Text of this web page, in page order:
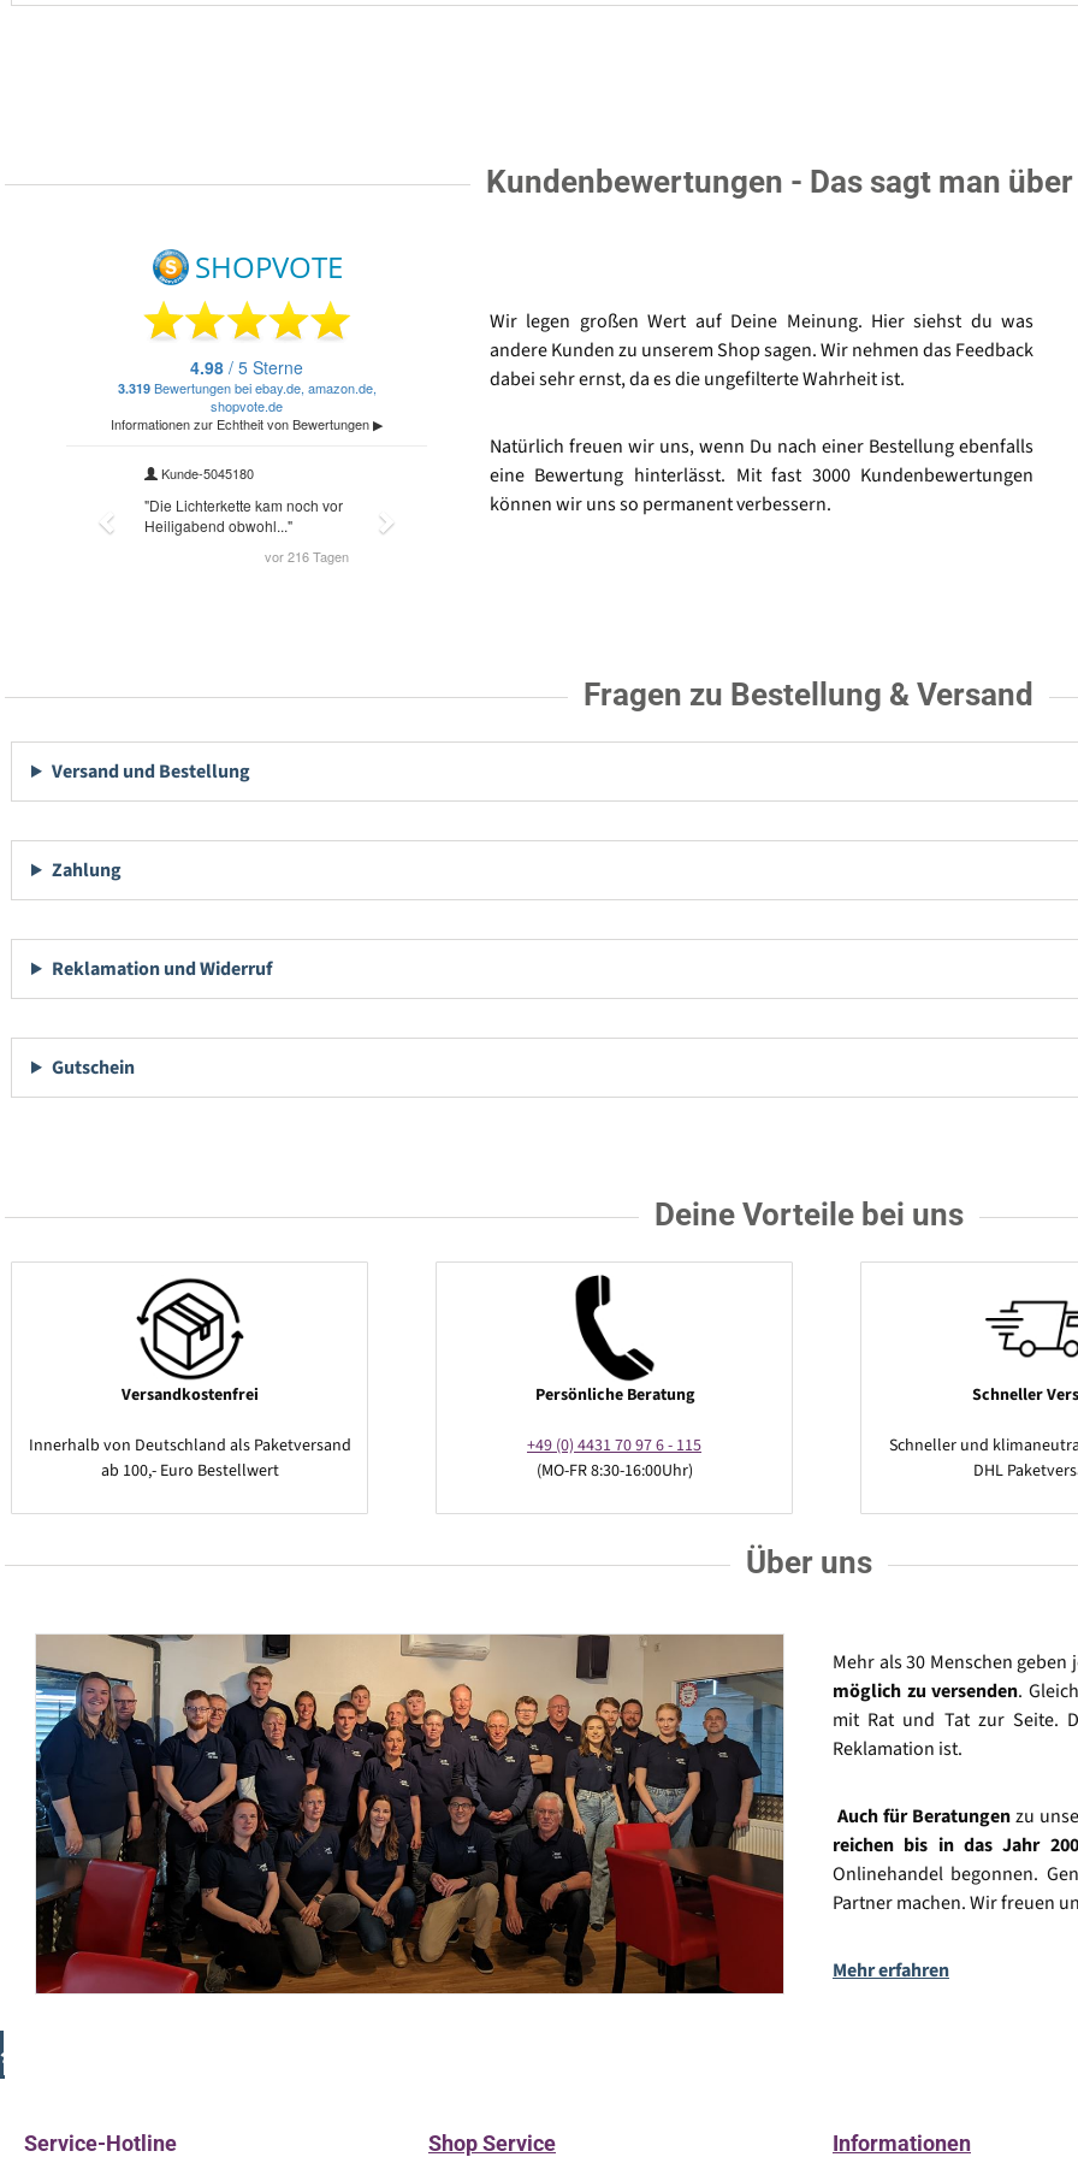
Kundenbewertungen - Das sagt man
Wir legen großen Wert auf Deine Meinung. Hier siehst du was
andere Kunden zu unserem Shop sagen. Wir nehmen das Feedback
dabei sehr ernst, da es die ungefilterte Wahrheit ist.
Natürlich freuen wir uns, wenn Du nach einer Bestellung ebenfalls
eine Bewertung hinterlässt. Mit fast 3000 Kundenbewertungen
können wir uns so permanent verbessern.
Fragen zu Bestellung & Versand
Versand und Bestellung
Zahlung
Reklamation und Widerruf
Gutschein
Deine Vorteile bei uns
Versandkostenfrei
Innerhalb von Deutschland als Paketversand
ab 100,- Euro Bestellwert
Persönliche Beratung
+49 (0) 4431 70 97 6 - 115
(MO-FR 8:30-16:00Uhr)
Schneller
Schneller und
DHL
Über uns
Mehr als 30 Menschen
möglich zu versenden.
mit Rat und Tat zur Seite.
Reklamation ist.
Auch für Beratungenzu
reichen bis in das Jahr
Onlinehandel begonnen.
Partner machen. Wir freuen
Mehr erfahren
Service-Hotline Shop Service Informationen